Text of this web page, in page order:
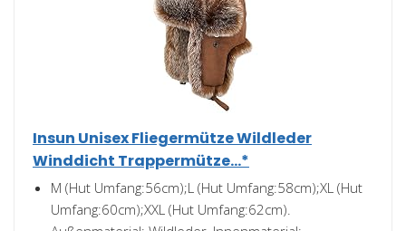
Insun Unisex Fliegermütze Wildleder
Winddicht Trappermütze...*
M (Hut Umfang:56cm);L (Hut Umfang:58cm);XL (Hut
Umfang:60cm);XXL (Hut Umfang:62cm).